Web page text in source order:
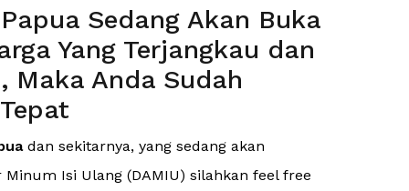
Sedang Akan Buka
Yang Terjangkau dan
Maka Anda Sudah
dan sekitarnya, yang sedang akan
Isi Ulang (DAMIU) silahkan feel free